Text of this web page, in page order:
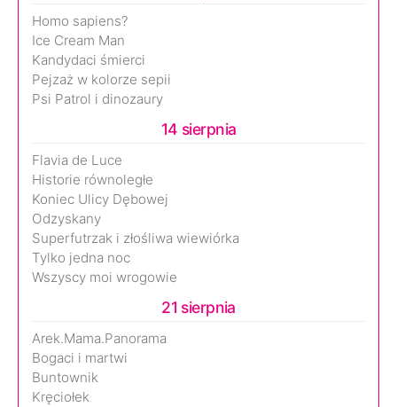
Homo sapiens?
Ice Cream Man
Kandydaci śmierci
Pejzaż w kolorze sepii
Psi Patrol i dinozaury
14 sierpnia
Flavia de Luce
Historie równoległe
Koniec Ulicy Dębowej
Odzyskany
Superfutrzak i złośliwa wiewiórka
Tylko jedna noc
Wszyscy moi wrogowie
21 sierpnia
Arek.Mama.Panorama
Bogaci i martwi
Buntownik
Kręciołek